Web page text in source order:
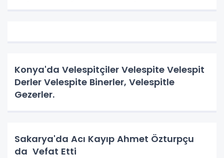
Konya'da Velespitçiler Velespite Velespit
Derler Velespite Binerler, Velespitle
Gezerler.
Sakarya'da Acı Kayıp Ahmet Özturpçu
da Vefat Etti